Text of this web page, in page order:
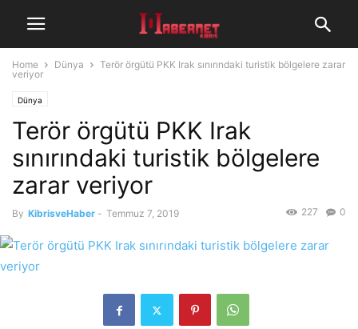
Home Dünya
Terör örgütü PKK Irak sınırındaki turistik bölgelere zarar
veriyor
Dünya
Terör örgütü PKK Irak
sınırındaki turistik bölgelere
zarar veriyor
By KibrisveHaber - Temmuz 7, 2019 0
227